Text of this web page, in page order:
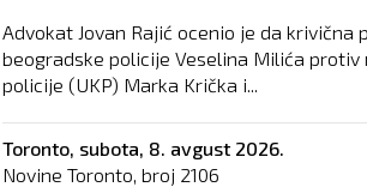
Advokat Jovan Rajić ocenio je da krivična
beogradske policije Veselina Milića
policije (UKP) Marka Krička i...
Toronto, subota, 8. avgust 2026.
Novine Toronto, broj 2106